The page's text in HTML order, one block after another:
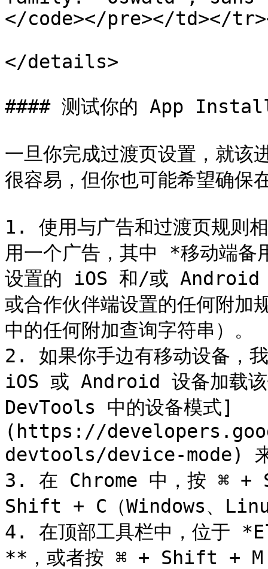
</code></pre></td></
</details>
#### 测试你的 App
一旦你完成过渡页设置，就该
很容易，但你也可能希望确保
1. 使用与广告和过渡页规则
用一个广告，其中 *移动端备
设置的 iOS 和/或 Android
或合作伙伴端设置的任何附加
中的任何附加查询字符串）。
2. 如果你手边有移动设备，
iOS 或 Android 设备加载该
DevTools 中的设备模式]
(https://
devtools/device-mode) 来
3. 在 Chrome 中，按 ⌘ +
Shift + C（Windows、
4. 在顶部工具栏中，位于
**，或者按 ⌘ + Shift +